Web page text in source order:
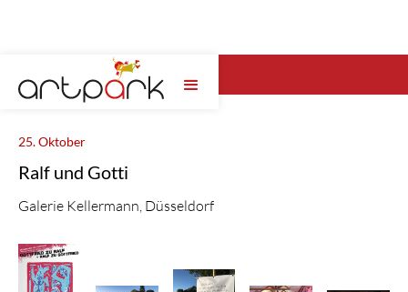
Wähle hier das artpark Jahr ...
25. Oktober
Ralf und Gotti
Galerie Kellermann, Düsseldorf